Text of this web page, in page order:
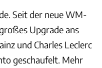
Seit der neue WM-
Upgrade ans
und Charles Leclerc
geschaufelt. Mehr